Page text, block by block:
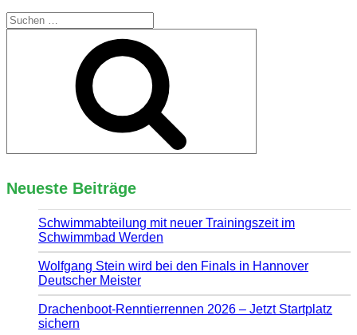
Suchen
nach:
Neueste Beiträge
Schwimmabteilung mit neuer Trainingszeit im
Schwimmbad Werden
Wolfgang Stein wird bei den Finals in Hannover
Deutscher Meister
Drachenboot-Renntierrennen 2026 – Jetzt Startplatz
sichern